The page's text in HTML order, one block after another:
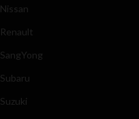
Nissan
Renault
SangYong
Subaru
Suzuki